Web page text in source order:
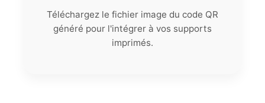
Téléchargez le fichier image du code QR
généré pour l'intégrer à vos supports
imprimés.